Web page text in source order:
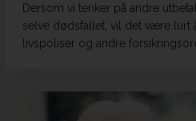
Dersom vi tenker på andre
selve dødsfallet, vil det være lurt
livspoliser og andre